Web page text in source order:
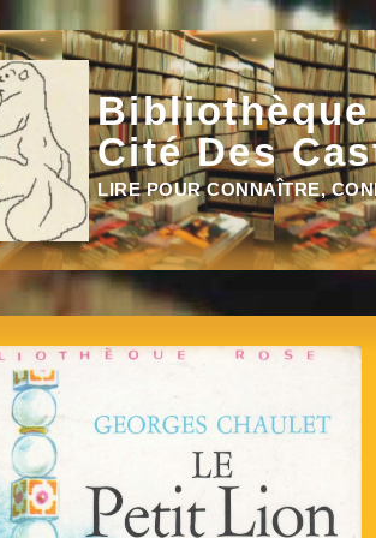
Bibliothèque
Cité Des
LIRE POUR CONNAÎTRE,